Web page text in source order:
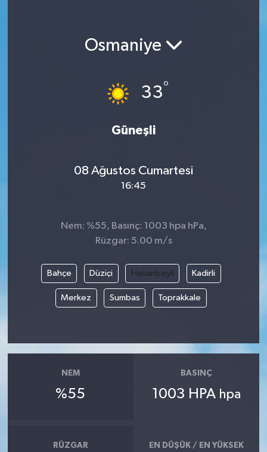
Osmaniye
33°
Güneşli
08 Ağustos Cumartesi
16:45
Nem: %55, Basınç: 1003 hpa hPa,
Rüzgar: 5.00 m/s
Bahçe Düziçi Hasanbeyli Kadirli
Merkez Sumbas Toprakkale
NEM
%55
BASINÇ
1003 HPA hpa
RÜZGAR EN DÜŞÜK / EN YÜKSEK